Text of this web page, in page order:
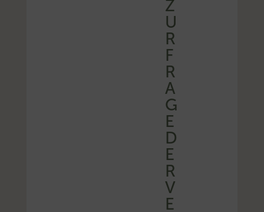
Z
U
R
F
R
A
G
E
D
E
R
V
E